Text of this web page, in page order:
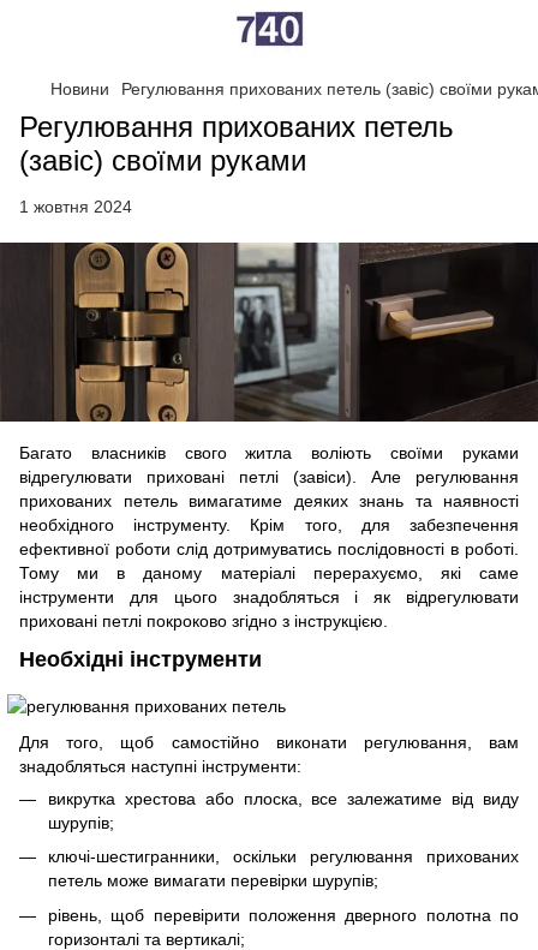
Новини Регулювання прихованих петель (завіс) своїми
Регулювання прихованих петель
(завіс) своїми руками
1 жовтня 2024
Багато власників свого житла воліють своїми руками
відрегулювати приховані петлі (завіси). Але регулювання
прихованих петель вимагатиме деяких знань та наявності
необхідного інструменту. Крім того, для забезпечення
ефективної роботи слід дотримуватись послідовності в роботі.
Тому ми в даному матеріалі перерахуємо, які саме
інструменти для цього знадобляться і як відрегулювати
приховані петлі покроково згідно з інструкцією.
Необхідні інструменти
Для того, щоб самостійно виконати регулювання, вам
знадобляться наступні інструменти:
викрутка хрестова або плоска, все залежатиме від виду
шурупів;
ключі-шестигранники, оскільки регулювання прихованих
петель може вимагати перевірки шурупів;
рівень, щоб перевірити положення дверного полотна по
горизонталі та вертикалі;